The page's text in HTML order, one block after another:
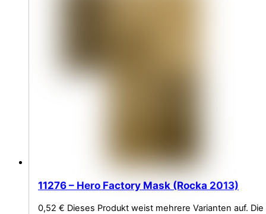
11276 – Hero Factory Mask (Rocka 2013)
0,52 € Dieses Produkt weist mehrere Varianten auf. Die